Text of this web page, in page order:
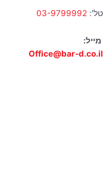
טל': 03-9799992
מייל:
Office@bar-d.co.il